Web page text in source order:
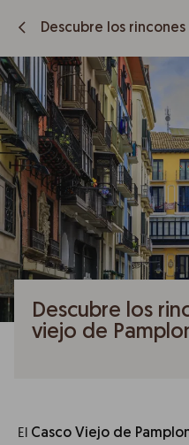
Descubre los
viejo de
El Casco Viejo de